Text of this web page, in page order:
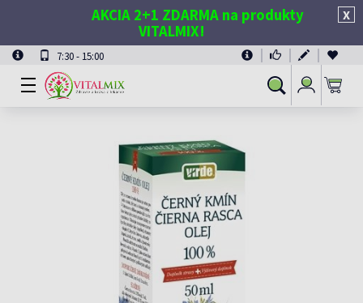
X
AKCIA 2+1 ZDARMA na produkty
VITALMIX!
7:30 - 15:00
Vyhľadávanie
Prihlásiť
sa